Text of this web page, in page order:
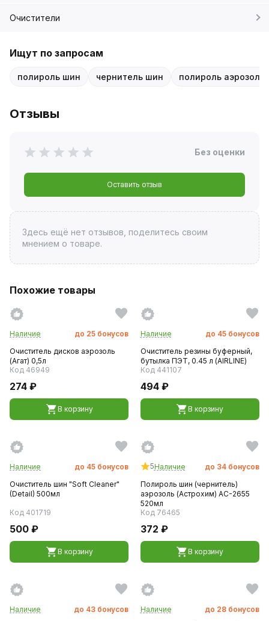
Очистители
Ищут по запросам
полироль шин чернитель шин полироль аэрозоль
Отзывы
Без оценки
Оставить отзыв
Здесь ещё нет отзывов, поделитесь своим
мнением о товаре.
Похожие товары
Наличие до 25 бонусов
Очиститель дисков аэрозоль
(Агат) 0,5л
Код 46949
274 ₽
В корзину
Наличие до 45 бонусов
Очиститель резины буферный,
бутылка ПЭТ, 0.45 л (AIRLINE)
Код 441107
494 ₽
В корзину
Наличие до 45 бонусов
Очиститель шин "Soft Cleaner"
(Detail) 500мл
Код 401719
500 ₽
В корзину
5Наличие до 34 бонусов
Полироль шин (чернитель)
аэрозоль (Астрохим) AC-2655
520мл
Код 76465
372 ₽
В корзину
Наличие до 43 бонусов
Наличие до 28 бонусов